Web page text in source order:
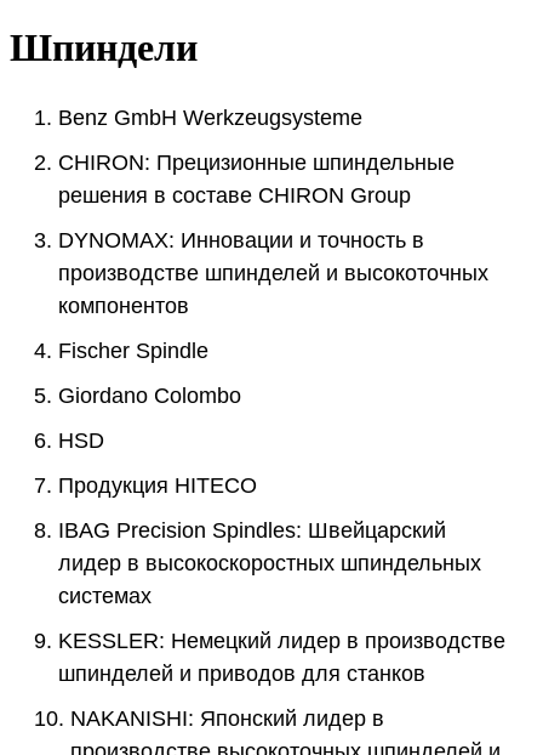
Шпиндели
1. Benz GmbH Werkzeugsysteme
2. CHIRON: Прецизионные шпиндельные
решения в составе CHIRON Group
3. DYNOMAX: Инновации и точность в
производстве шпинделей и высокоточных
компонентов
4. Fischer Spindle
5. Giordano Colombo
6. HSD
7. Продукция HITECO
8. IBAG Precision Spindles: Швейцарский
лидер в высокоскоростных шпиндельных
системах
9. KESSLER: Немецкий лидер в производстве
шпинделей и приводов для станков
10. NAKANISHI: Японский лидер в